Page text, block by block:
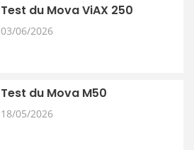
Test du Mova ViAX 250
03/06/2026
Test du Mova M50
18/05/2026